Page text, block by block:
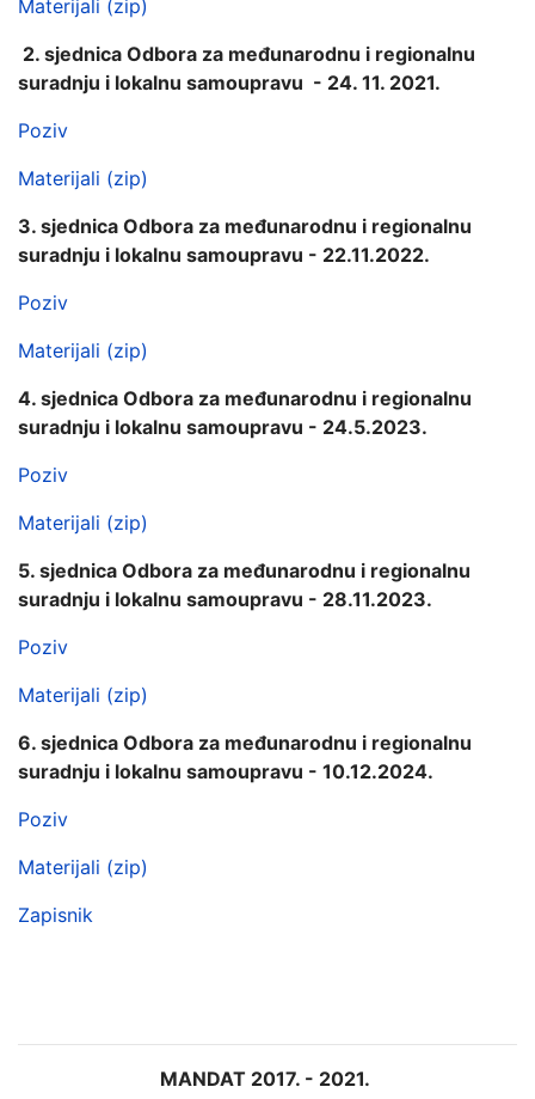
Materijali (zip)
2. sjednica Odbora za međunarodnu i regionalnu
suradnju i lokalnu samoupravu - 24. 11. 2021.
Poziv
Materijali (zip)
3. sjednica Odbora za međunarodnu i regionalnu
suradnju i lokalnu samoupravu - 22.11.2022.
Poziv
Materijali (zip)
4. sjednica Odbora za međunarodnu i regionalnu
suradnju i lokalnu samoupravu - 24.5.2023.
Poziv
Materijali (zip)
5. sjednica Odbora za međunarodnu i regionalnu
suradnju i lokalnu samoupravu - 28.11.2023.
Poziv
Materijali (zip)
6. sjednica Odbora za međunarodnu i regionalnu
suradnju i lokalnu samoupravu - 10.12.2024.
Poziv
Materijali (zip)
Zapisnik
MANDAT 2017. - 2021.